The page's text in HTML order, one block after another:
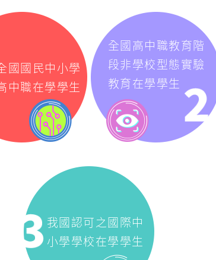
國國民中小學
中職在學學生
全國高中職教育階
段非學校型態實驗
教育在學學生
我國認可之國際中
小學學校在學學生